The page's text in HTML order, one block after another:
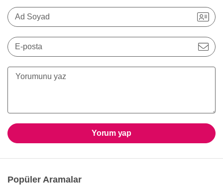
Ad Soyad
E-posta
Yorum yap
Popüler Aramalar